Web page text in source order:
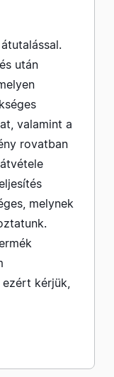
után
valamint a
rovatban
melynek
ezért kérjük,